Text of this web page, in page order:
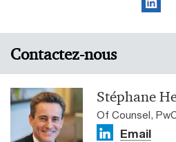
Contactez-nous
Stéphane
Of Counsel,
Email